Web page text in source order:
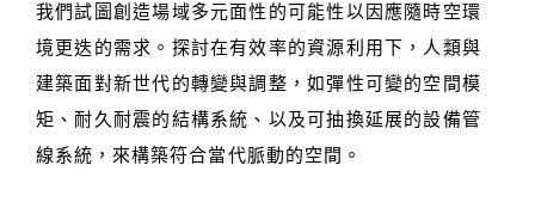
我們試圖創造場域多元面性的可能性以因應隨時空環
境更迭的需求。探討在有效率的資源利用下，人類與
建築面對新世代的轉變與調整，如彈性可變的空間模
矩、耐久耐震的結構系統、以及可抽換延展的設備管
線系統，來構築符合當代脈動的空間。